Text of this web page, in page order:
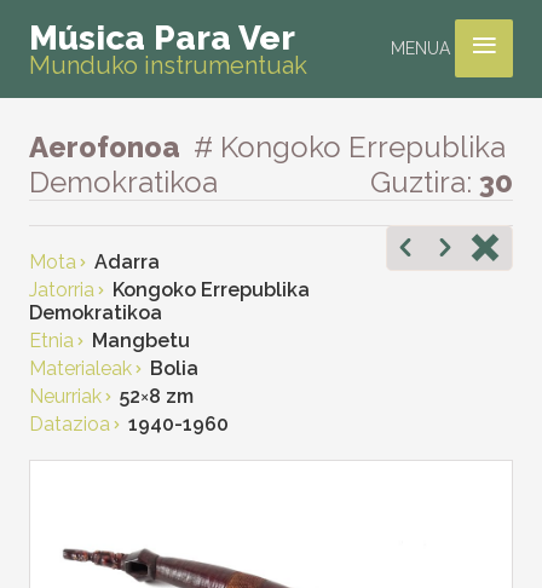
≡
MENUA
Música Para Ver
Munduko instrumentuak
Aerofonoa # Kongoko Errepublika
Demokratikoa
Guztira: 30
Mota
Adarra
Jatorria
Kongoko Errepublika
Demokratikoa
Etnia
Mangbetu
Materialeak
Bolia
Neurriak
52×8 zm
Datazioa
1940-1960